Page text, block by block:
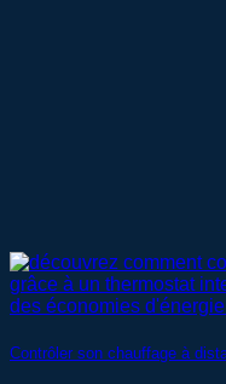
Contrôler son chauffage à